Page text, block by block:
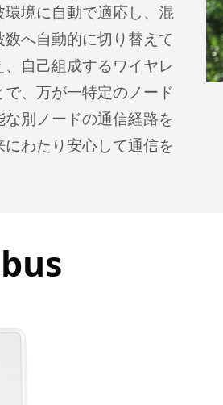
境に自動で適応し、混
へ自動的に切り替えて
自己組成するワイヤレ
、万が一特定のノード
別ノードの通信経路を
わたり安心して通信を